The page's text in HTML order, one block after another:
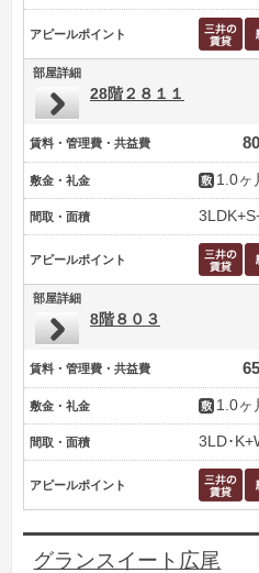
アピールポイント
部屋詳細
28階２８１１
賃料・管理費・共益費
敷金・礼金 1.0ヶ
間取・面積
アピールポイント
部屋詳細
8階８０３
賃料・管理費・共益費
敷金・礼金 1.0ヶ
間取・面積 3LD･
アピールポイント
グランスイート広尾